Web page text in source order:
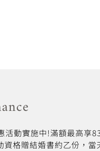
動實施中!滿額最高享
格贈結婚書約乙份，當